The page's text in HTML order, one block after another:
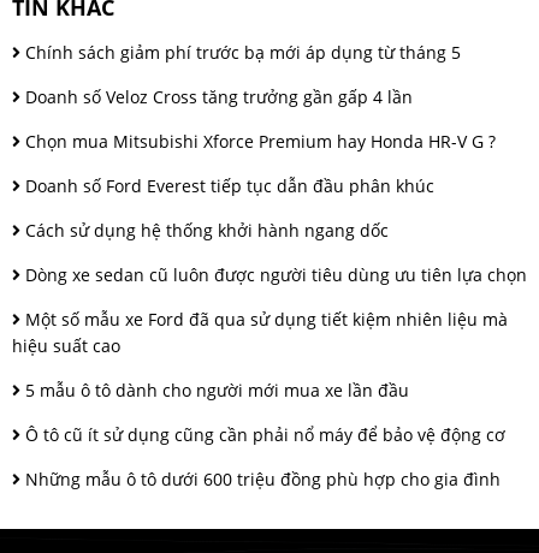
TIN KHÁC
Chính sách giảm phí trước bạ mới áp dụng từ tháng 5
Doanh số Veloz Cross tăng trưởng gần gấp 4 lần
Chọn mua Mitsubishi Xforce Premium hay Honda HR-V G ?
Doanh số Ford Everest tiếp tục dẫn đầu phân khúc
Cách sử dụng hệ thống khởi hành ngang dốc
Dòng xe sedan cũ luôn được người tiêu dùng ưu tiên lựa chọn
Một số mẫu xe Ford đã qua sử dụng tiết kiệm nhiên liệu mà
hiệu suất cao
5 mẫu ô tô dành cho người mới mua xe lần đầu
Ô tô cũ ít sử dụng cũng cần phải nổ máy để bảo vệ động cơ
Những mẫu ô tô dưới 600 triệu đồng phù hợp cho gia đình